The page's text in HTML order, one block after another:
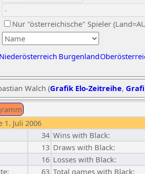
Nur "österreichische" Spieler
Niederösterreich Burgenland
Walch (Grafik Elo-Zeitreihe,
1. Juli 2006
34 Wins with Black:
13 Draws with Black:
16 Losses with Black:
63 Total games with Black: